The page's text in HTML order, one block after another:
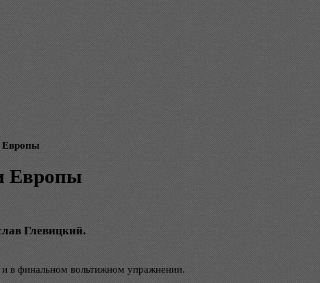
Европы
Европы
Глевицкий.
и в финальном вольтижном упражнении.